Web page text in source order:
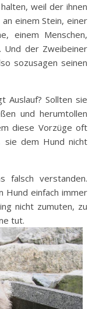
weil der ihnen
einem Stein, einer
einem Menschen,
Und der Zweibeiner
sozusagen seinen
Auslauf? Sollten sie
und herumtollen
diese Vorzüge oft
sie dem Hund nicht
falsch verstanden.
Hund einfach immer
nicht zumuten, zu
tut.